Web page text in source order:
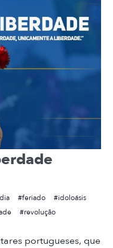
dia feriado
idoloásis
revolução
portugueses, que